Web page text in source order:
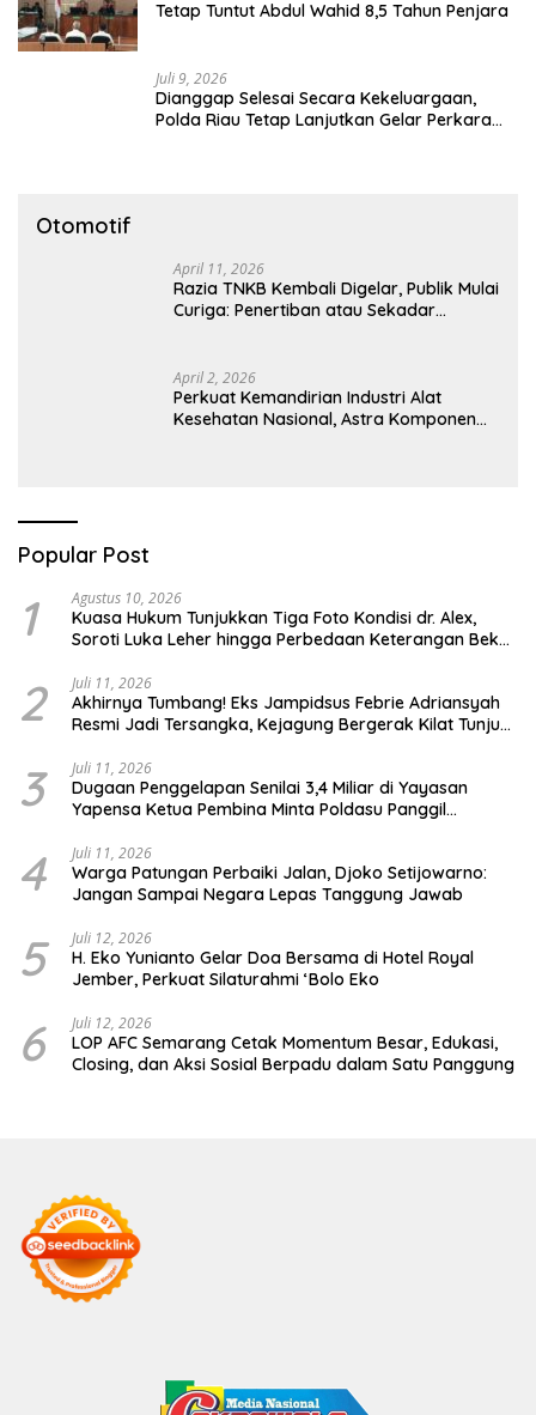
Tetap Tuntut Abdul Wahid 8,5 Tahun Penjara
Juli 9, 2026
Dianggap Selesai Secara Kekeluargaan,
Polda Riau Tetap Lanjutkan Gelar Perkara
Otomotif
April 11, 2026
Razia TNKB Kembali Digelar, Publik Mulai
Curiga: Penertiban atau Sekadar
April 2, 2026
Perkuat Kemandirian Industri Alat
Kesehatan Nasional, Astra Komponen
Popular Post
1 Agustus 10, 2026
Kuasa Hukum Tunjukkan Tiga Foto Kondisi dr. Alex,
Soroti Luka Leher hingga Perbedaan Keterangan Bekas
2 Juli 11, 2026
Akhirnya Tumbang! Eks Jampidsus Febrie Adriansyah
Resmi Jadi Tersangka, Kejagung Bergerak Kilat Tunjuk
3 Juli 11, 2026
Dugaan Penggelapan Senilai 3,4 Miliar di Yayasan
Yapensa Ketua Pembina Minta Poldasu Panggil
4 Juli 11, 2026
Warga Patungan Perbaiki Jalan, Djoko Setijowarno:
Jangan Sampai Negara Lepas Tanggung Jawab
5 Juli 12, 2026
H. Eko Yunianto Gelar Doa Bersama di Hotel Royal
Jember, Perkuat Silaturahmi ‘Bolo Eko
6 Juli 12, 2026
LOP AFC Semarang Cetak Momentum Besar, Edukasi,
Closing, dan Aksi Sosial Berpadu dalam Satu Panggung